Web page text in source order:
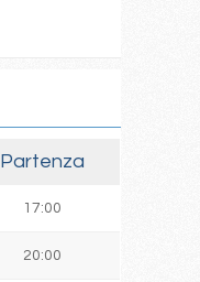
Partenza
17:00
20:00